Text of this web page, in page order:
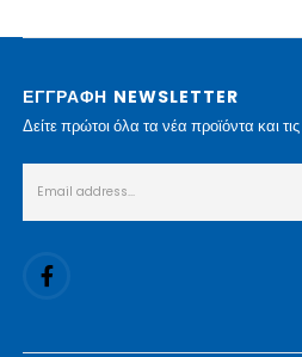
ΕΓΓΡΑΦΗ NEWSLETTER
Δείτε πρώτοι όλα τα νέα προϊόντα και